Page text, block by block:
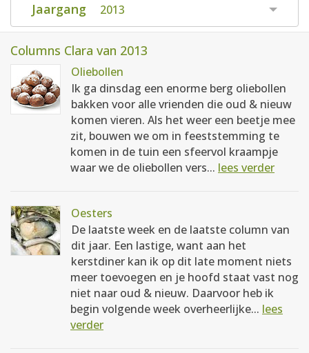
Jaargang 2013
Columns Clara van 2013
Oliebollen
Ik ga dinsdag een enorme berg oliebollen
bakken voor alle vrienden die oud & nieuw
komen vieren. Als het weer een beetje mee
zit, bouwen we om in feeststemming te
komen in de tuin een sfeervol kraampje
waar we de oliebollen vers... lees verder
Oesters
De laatste week en de laatste column van
dit jaar. Een lastige, want aan het
kerstdiner kan ik op dit late moment niets
meer toevoegen en je hoofd staat vast nog
niet naar oud & nieuw. Daarvoor heb ik
begin volgende week overheerlijke... lees
verder